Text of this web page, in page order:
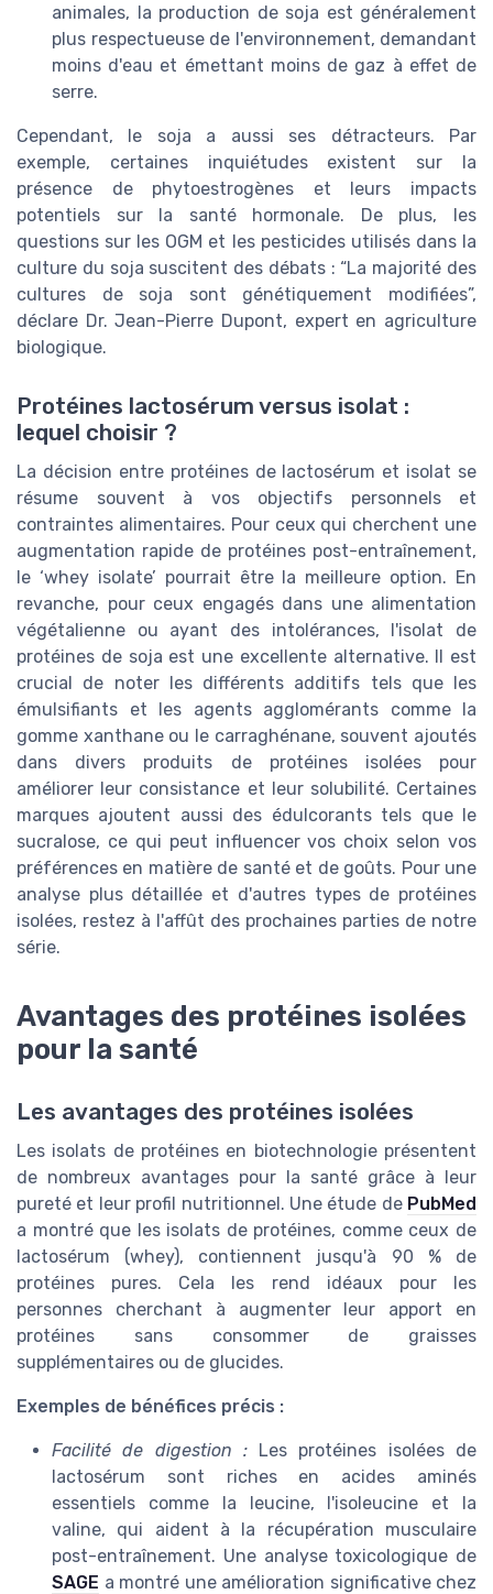
animales, la production de soja est généralement
plus respectueuse de l'environnement, demandant
moins d'eau et émettant moins de gaz à effet de
serre.
Cependant, le soja a aussi ses détracteurs. Par
exemple, certaines inquiétudes existent sur la
présence de phytoestrogènes et leurs impacts
potentiels sur la santé hormonale. De plus, les
questions sur les OGM et les pesticides utilisés dans la
culture du soja suscitent des débats : “La majorité des
cultures de soja sont génétiquement modifiées”,
déclare Dr. Jean-Pierre Dupont, expert en agriculture
biologique.
Protéines lactosérum versus isolat :
lequel choisir ?
La décision entre protéines de lactosérum et isolat se
résume souvent à vos objectifs personnels et
contraintes alimentaires. Pour ceux qui cherchent une
augmentation rapide de protéines post-entraînement,
le ‘whey isolate’ pourrait être la meilleure option. En
revanche, pour ceux engagés dans une alimentation
végétalienne ou ayant des intolérances, l'isolat de
protéines de soja est une excellente alternative. Il est
crucial de noter les différents additifs tels que les
émulsifiants et les agents agglomérants comme la
gomme xanthane ou le carraghénane, souvent ajoutés
dans divers produits de protéines isolées pour
améliorer leur consistance et leur solubilité. Certaines
marques ajoutent aussi des édulcorants tels que le
sucralose, ce qui peut influencer vos choix selon vos
préférences en matière de santé et de goûts. Pour une
analyse plus détaillée et d'autres types de protéines
isolées, restez à l'affût des prochaines parties de notre
série.
Avantages des protéines isolées
pour la santé
Les avantages des protéines isolées
Les isolats de protéines en biotechnologie présentent
de nombreux avantages pour la santé grâce à leur
pureté et leur profil nutritionnel. Une étude de PubMed
a montré que les isolats de protéines, comme ceux de
lactosérum (whey), contiennent jusqu'à 90 % de
protéines pures. Cela les rend idéaux pour les
personnes cherchant à augmenter leur apport en
protéines sans consommer de graisses
supplémentaires ou de glucides.
Exemples de bénéfices précis :
Facilité de digestion :Les protéines isolées de
lactosérum sont riches en acides aminés
essentiels comme la leucine, l'isoleucine et la
valine, qui aident à la récupération musculaire
post-entraînement. Une analyse toxicologique de
SAGE a montré une amélioration significative chez